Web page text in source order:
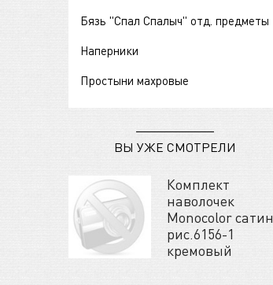
Бязь "Спал Спалыч" отд. предметы
Наперники
Простыни махровые
ВЫ УЖЕ СМОТРЕЛИ
Комплект
наволочек
Monocolor сатин
рис.6156-1
кремовый